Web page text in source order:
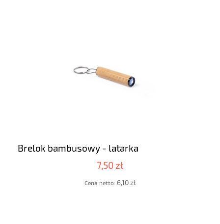
Brelok bambusowy - latarka
7,50 zł
Cena netto: 6,10 zł